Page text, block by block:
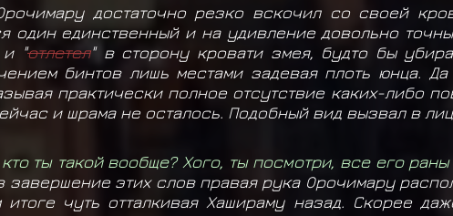
достаточно резко вскочил со своей
один единственный и на удивление довольно
и "отлетел" в сторону кровати змея, будто бы
бинтов лишь местами задевая плоть юнца.
практически полное отсутствие каких-либо
и шрама не осталось. Подобный вид вызвал в
ты такой вообще? Хого, ты посмотри, все его
завершение этих слов правая рука Орочимару
чуть отталкивая Хашираму назад. Скорее